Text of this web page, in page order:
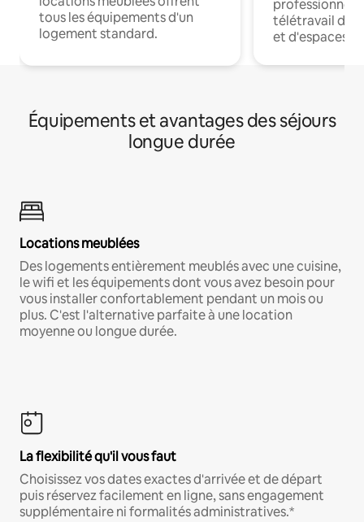
tous les équipements d'un
logement standard.
professionnels
télétravail
et d'espaces
Équipements et avantages des séjours
longue durée
Locations meublées
Des logements entièrement meublés avec une cuisine,
le wifi et les équipements dont vous avez besoin pour
vous installer confortablement pendant un mois ou
plus. C'est l'alternative parfaite à une location
moyenne ou longue durée.
La flexibilité qu'il vous faut
Choisissez vos dates exactes d'arrivée et de départ
puis réservez facilement en ligne, sans engagement
supplémentaire ni formalités administratives.*